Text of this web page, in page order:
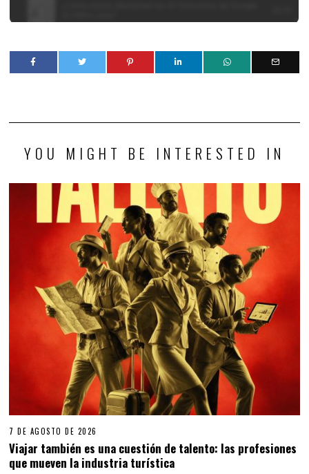
YOU MIGHT BE INTERESTED IN
7 DE AGOSTO DE 2026
Viajar también es una cuestión de talento: las profesiones
que mueven la industria turística